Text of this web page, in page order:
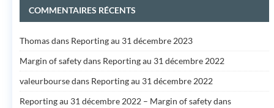
COMMENTAIRES RÉCENTS
Thomasdans Reporting au 31 décembre 2023
Margin of safetydans Reporting au 31 décembre 2022
valeurboursedans Reporting au 31 décembre 2022
Reporting au 31 décembre 2022 – Margin of safetydans